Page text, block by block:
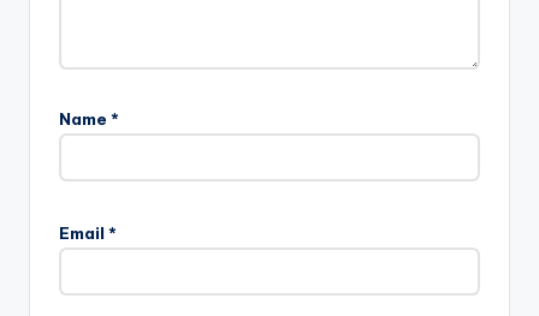
Name *
Email *